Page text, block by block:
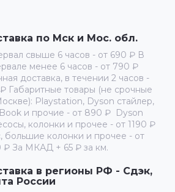
по Мск и Мос. обл.
свыше 6 часов - от 690 ₽ В
менее 6 часов - от 790 ₽
доставка, в течении 2 часов -
Габаритные товары (не срочные
Playstation, Dyson стайлер,
и прочие - от 890 ₽ Dyson
колонки и прочее - от 1190 ₽
большие колонки и прочее - от
₽ За МКАД + 65 ₽ за км.
в регионы РФ - Сдэк,
России